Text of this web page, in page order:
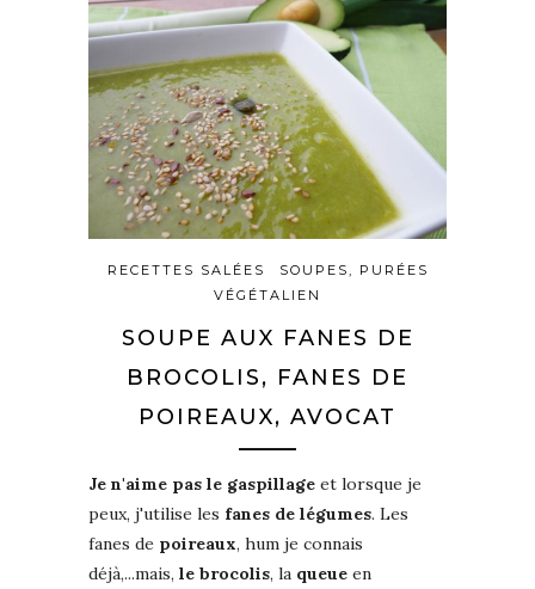
RECETTES SALÉES
SOUPES, PURÉES
VÉGÉTALIEN
SOUPE AUX FANES DE
BROCOLIS, FANES DE
POIREAUX, AVOCAT
Je n'aime pas le gaspillage et lorsque je
peux, j'utilise les fanes de légumes. Les
fanes de poireaux, hum je connais
déjà,...mais, le brocolis, la queue en